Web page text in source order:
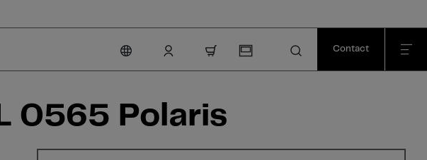
Contact
0565 Polaris